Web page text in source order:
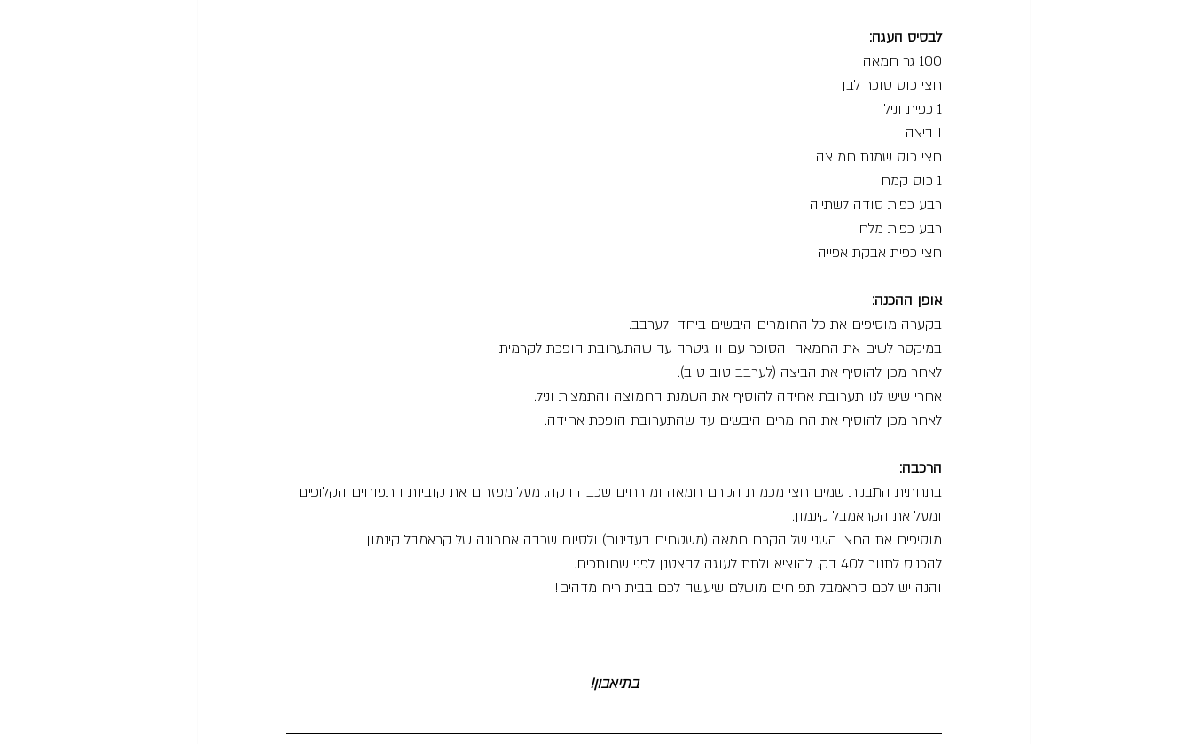
לבסיס העגה:
100 גר חמאה
חצי כוס סוכר לבן
1 כפית וניל
1 ביצה
חצי כוס שמנת חמוצה
1 כוס קמח
רבע כפית סודה לשתייה
רבע כפית מלח
חצי כפית אבקת אפייה
אופן ההכנה:
בקערה מוסיפים את כל החומרים היבשים ביחד ולערבב.
במיקסר לשים את החמאה והסוכר עם וו גיטרה עד שהתערובת הופכת לקרמית.
לאחר מכן להוסיף את הביצה (לערבב טוב טוב).
אחרי שיש לנו תערובת אחידה להוסיף את השמנת החמוצה והתמצית וניל.
לאחר מכן להוסיף את החומרים היבשים עד שהתערובת הופכת אחידה.
הרכבה:
בתחתית התבנית שמים חצי מכמות הקרם חמאה ומורחים שכבה דקה. מעל מפזרים את קוביות התפוחים הקלופים
ומעל את הקראמבל קינמון.
מוסיפים את החצי השני של הקרם חמאה (משטחים בעדינות) ולסיום שכבה אחרונה של קראמבל קינמון.
להכניס לתנור ל40 דק. להוציא ולתת לעוגה להצטנן לפני שחותכים.
והנה יש לכם קראמבל תפוחים מושלם שיעשה לכם בבית ריח מדהים!
בתיאבון!